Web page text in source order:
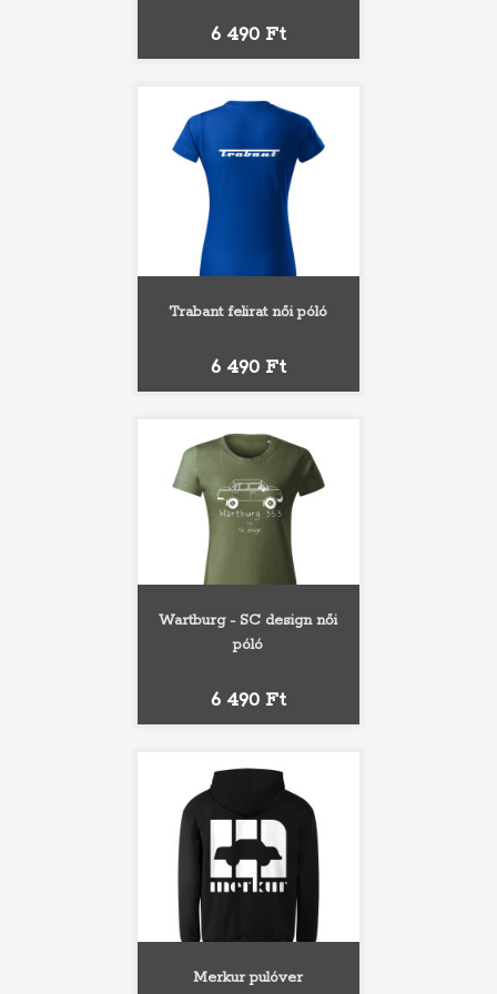
Ár
6 490 Ft
Trabant felirat női póló
Ár
6 490 Ft
Wartburg - SC design női
póló
Ár
6 490 Ft
Merkur pulóver